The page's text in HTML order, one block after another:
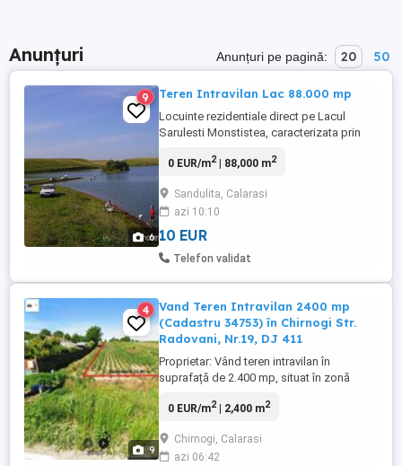
Anunțuri Anunțuri pe pagină: 20 50
6
9 Teren Intravilan Lac 88.000 mp
Locuinte rezidentiale direct pe Lacul
Sarulesti Monstistea, caracterizata prin
uluitoare. Transportul de la capitala
40 de minute cu masina si ofera o locatie
perfecta pentru o vacanta rapida in
weekend. Suprafata totala ...
0 EUR/m2| 88,000 m2
Sandulita, Calarasi
azi 10:10
10 EUR
Telefon validat
9
4
Vand Teren Intravilan 2400 mp
(Cadastru 34753) în Chirnogi Str.
Radovani, Nr.19, DJ 411
Proprietar: Vând teren intravilan în
suprafață de 2.400 mp, situat în zonă
investitori, parcuri fotovoltaice sau
70% (permite o amprentă masivă la sol
pentru construcții platforme betonate).
0 EUR/m2| 2,400 m2
Chirnogi, Calarasi
azi 06:42